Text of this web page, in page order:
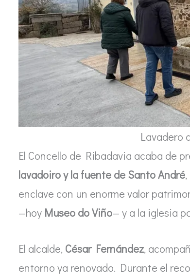
Lavadero
El Concello de Ribadavia acaba de
lavadoiro y la fuente de Santo André
enclave con un enorme valor
—hoy Museo do Viño— y a la iglesia
El alcalde, César Fernández,
entorno ya renovado. Durante el